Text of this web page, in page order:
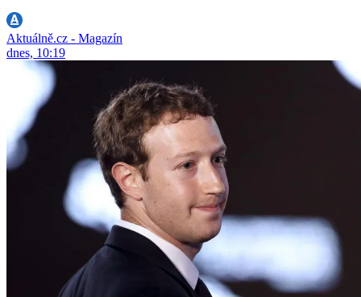
Aktuálně.cz - Magazín
dnes, 10:19